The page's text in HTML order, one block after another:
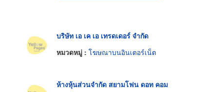
บริษัท เอ เค เอ เทรดเดอร์ จำกัด
หมวดหมู่ : โฆษณาบนอินเตอร์เน็ต
ห้างหุ้นส่วนจำกัด สยามโฟน ดอท คอม